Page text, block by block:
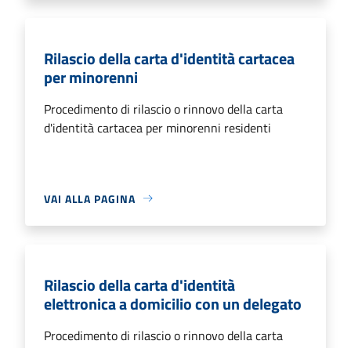
Rilascio della carta d'identità cartacea
per minorenni
Procedimento di rilascio o rinnovo della carta
d'identità cartacea per minorenni residenti
VAI ALLA PAGINA
Rilascio della carta d'identità
elettronica a domicilio con un delegato
Procedimento di rilascio o rinnovo della carta